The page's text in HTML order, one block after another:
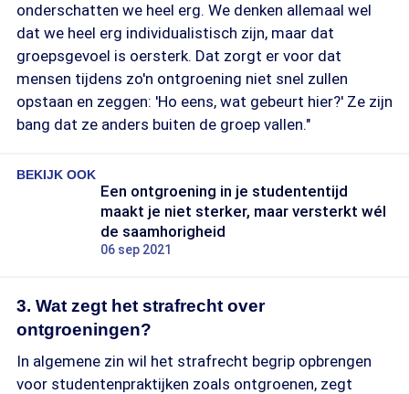
onderschatten we heel erg. We denken allemaal wel
dat we heel erg individualistisch zijn, maar dat
groepsgevoel is oersterk. Dat zorgt er voor dat
mensen tijdens zo'n ontgroening niet snel zullen
opstaan en zeggen: 'Ho eens, wat gebeurt hier?' Ze zijn
bang dat ze anders buiten de groep vallen."
BEKIJK OOK
Een ontgroening in je studententijd
maakt je niet sterker, maar versterkt wél
de saamhorigheid
06 sep 2021
3. Wat zegt het strafrecht over
ontgroeningen?
In algemene zin wil het strafrecht begrip opbrengen
voor studentenpraktijken zoals ontgroenen, zegt